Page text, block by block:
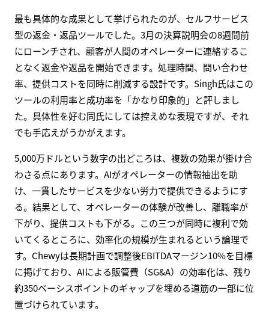
最も具体的な成果として挙げられたのが、セルフサービス
型の返金・返品ツールでした。3月の決算説明会の8週間前
にローンチされ、顧客が人間のオペレーターに連絡するこ
となく返金や返品を開始できます。処理時間、問い合わせ
率、提供コストを同時に削減する設計です。Singh氏はこの
ツールの利用率と成功率を「かなり印象的」と評しまし
た。具体性を好む同氏にしては控えめな表現ですが、それ
でも手応えがうかがえます。
5,000万ドルという数字の出どころは、複数の効果が掛け合
わさる点にあります。AIがオペレーターの情報抽出を助
け、一貫したサービスを少ない労力で提供できるようにす
る。結果として、オペレーターの体験が改善し、離職率が
下がり、提供コストも下がる。この三つが同時に複利で効
いてくるところに、効率化の規模が生まれるという論理で
す。Chewyは長期計画で調整後EBITDAマージン10%を目標
に掲げており、AIによる販管費（SG&A）の効率化は、残り
約350ベーシスポイントのギャップを埋める道筋の一部に位
置づけられています。